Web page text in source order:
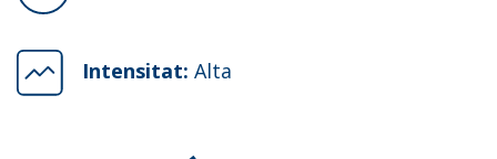
Intensitat: Alta